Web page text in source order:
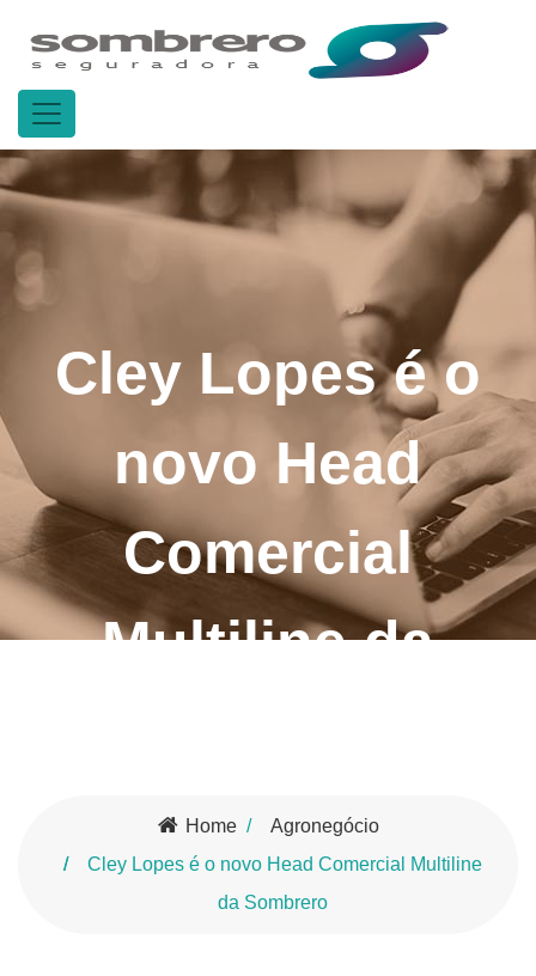
Cley Lopes é o
novo Head
Comercial
Multiline da
Home
Agronegócio
Cley Lopes é o novo Head Comercial Multiline
da Sombrero